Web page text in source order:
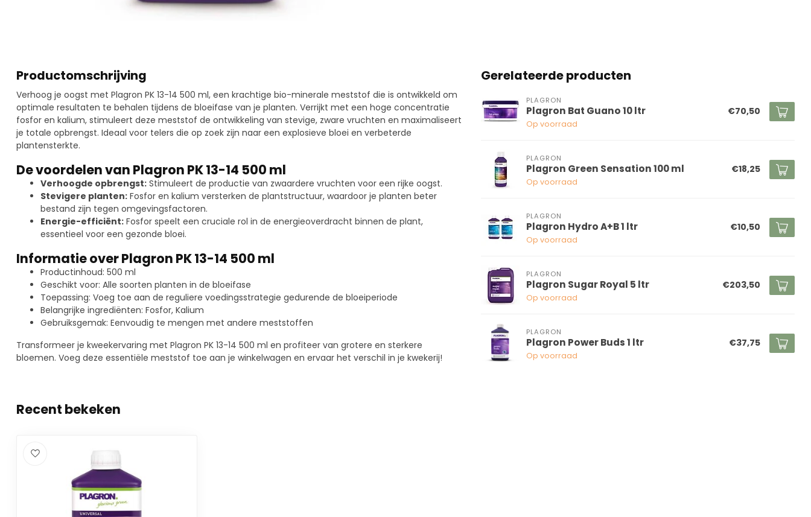
Productomschrijving
Verhoog je oogst met Plagron PK 13-14 500 ml, een krachtige bio-minerale meststof die is ontwikkeld om
optimale resultaten te behalen tijdens de bloeifase van je planten. Verrijkt met een hoge concentratie
fosfor en kalium, stimuleert deze meststof de ontwikkeling van stevige, zware vruchten en maximaliseert
je totale opbrengst. Ideaal voor telers die op zoek zijn naar een explosieve bloei en verbeterde
plantensterkte.
De voordelen van Plagron PK 13-14 500 ml
Verhoogde opbrengst: Stimuleert de productie van zwaardere vruchten voor een rijke oogst.
Stevigere planten: Fosfor en kalium versterken de plantstructuur, waardoor je planten beter
bestand zijn tegen omgevingsfactoren.
Energie-efficiënt: Fosfor speelt een cruciale rol in de energieoverdracht binnen de plant,
essentieel voor een gezonde bloei.
Informatie over Plagron PK 13-14 500 ml
Productinhoud: 500 ml
Geschikt voor: Alle soorten planten in de bloeifase
Toepassing: Voeg toe aan de reguliere voedingsstrategie gedurende de bloeiperiode
Belangrijke ingrediënten: Fosfor, Kalium
Gebruiksgemak: Eenvoudig te mengen met andere meststoffen
Transformeer je kweekervaring met Plagron PK 13-14 500 ml en profiteer van grotere en sterkere
bloemen. Voeg deze essentiële meststof toe aan je winkelwagen en ervaar het verschil in je kwekerij!
Gerelateerde producten
PLAGRON
Plagron Bat Guano 10 ltr
Op voorraad
€70,50
PLAGRON
Plagron Green Sensation 100 ml
Op voorraad
€18,25
PLAGRON
Plagron Hydro A+B 1 ltr
Op voorraad
€10,50
PLAGRON
Plagron Sugar Royal 5 ltr
Op voorraad
€203,50
PLAGRON
Plagron Power Buds 1 ltr
Op voorraad
€37,75
Recent bekeken